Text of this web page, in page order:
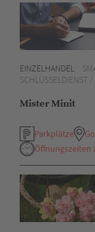
EINZELHANDEL
SCHLÜSSELDIENST
Mister Minit
Parkplätze
Öffnungszeiten